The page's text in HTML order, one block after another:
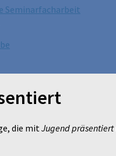
Seminarfacharbeit
die mit Jugend präsentiert